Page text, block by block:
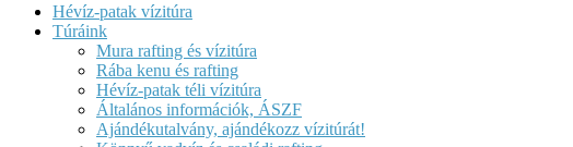
Hévíz-patak vízitúra
Túráink
Mura rafting és vízitúra
Rába kenu és rafting
Hévíz-patak téli vízitúra
Általános információk, ÁSZF
Ajándékutalvány, ajándékozz vízitúrát!